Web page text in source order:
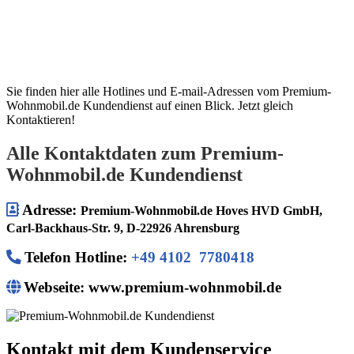
Sie finden hier alle Hotlines und E-mail-Adressen vom Premium-
Wohnmobil.de Kundendienst auf einen Blick. Jetzt gleich
Kontaktieren!
Alle Kontaktdaten zum Premium-
Wohnmobil.de Kundendienst
Adresse: Premium-Wohnmobil.de Hoves HVD GmbH,
Carl-Backhaus-Str. 9, D-22926 Ahrensburg
Telefon Hotline: +49 4102 7780418
Webseite: www.premium-wohnmobil.de
Kontakt mit dem Kundenservice